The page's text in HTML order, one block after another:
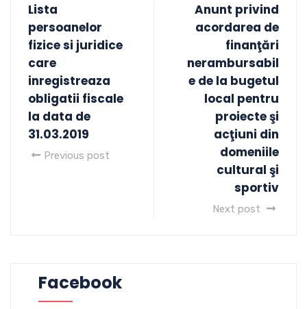
Lista
persoanelor
fizice si juridice
care
inregistreaza
obligatii fiscale
la data de
31.03.2019
Previous post
Anunt privind
acordarea de
finanţări
nerambursabil
e de la bugetul
local pentru
proiecte şi
acţiuni din
domeniile
cultural şi
sportiv
Next post
Facebook